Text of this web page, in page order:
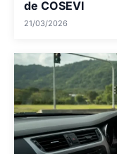
de COSEVI
21/03/2026